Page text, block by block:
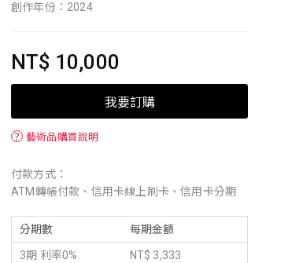
創作年份：2024
NT$ 10,000
我要訂購
？ 藝術品購買說明
付款方式：
ATM轉帳付款、信用卡線上刷卡、信用卡分期
分期數 每期金額
3期 利率0%
NT$ 3,333